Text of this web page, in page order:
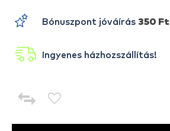
Bónuszpont jóváírás 350 Ft
Ingyenes házhozszállítás!